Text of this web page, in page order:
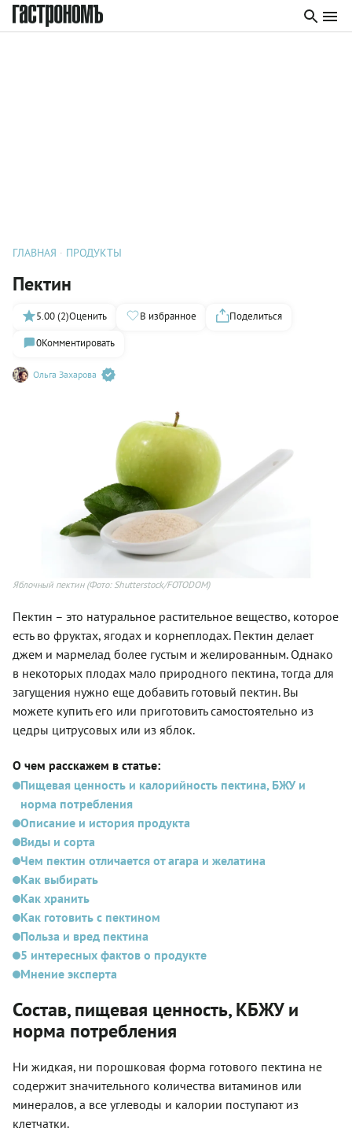
ГЛАВНАЯ ПРОДУКТЫ
Пектин
Ольга Захарова
5.00 (2)Оценить В избранное
Поделиться
0Комментировать
Яблочный пектин(Фото: Shutterstock/FOTODOM)
Пектин – это натуральное растительное вещество, которое
есть во фруктах, ягодах и корнеплодах. Пектин делает
джем и мармелад более густым и желированным. Однако
в некоторых плодах мало природного пектина, тогда для
загущения нужно еще добавить готовый пектин. Вы
можете купить его или приготовить самостоятельно из
цедры цитрусовых или из яблок.
О чем расскажем в статье:
Пищевая ценность и калорийность пектина, БЖУ и
норма потребления
Описание и история продукта
Виды и сорта
Чем пектин отличается от агара и желатина
Как выбирать
Как хранить
Как готовить с пектином
Польза и вред пектина
5 интересных фактов о продукте
Мнение эксперта
Состав, пищевая ценность, КБЖУ и
норма потребления
Ни жидкая, ни порошковая форма готового пектина не
содержит значительного количества витаминов или
минералов, а все углеводы и калории поступают из
клетчатки.